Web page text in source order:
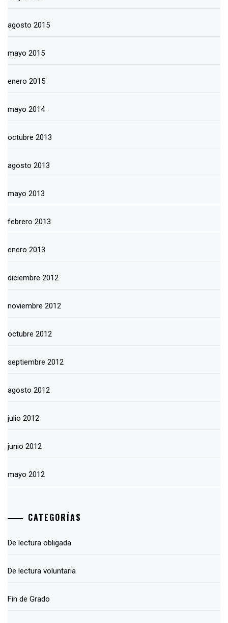
agosto 2015
mayo 2015
enero 2015
mayo 2014
octubre 2013
agosto 2013
mayo 2013
febrero 2013
enero 2013
diciembre 2012
noviembre 2012
octubre 2012
septiembre 2012
agosto 2012
julio 2012
junio 2012
mayo 2012
CATEGORÍAS
De lectura obligada
De lectura voluntaria
Fin de Grado